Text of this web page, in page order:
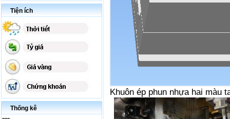
Tiện ích
Thống kê
Khuôn ép phun nhựa hai màu